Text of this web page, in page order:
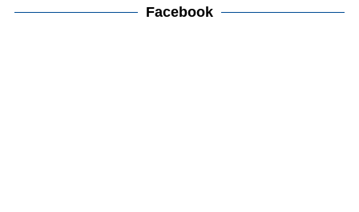
検
カ
Facebook